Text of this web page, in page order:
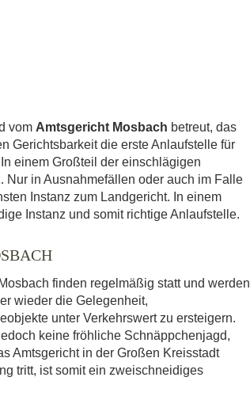
vom Amtsgericht Mosbach betreut, das
Gerichtsbarkeit die erste Anlaufstelle für
einem Großteil der einschlägigen
Nur in Ausnahmefällen oder auch im Falle
Instanz zum Landgericht. In einem
Instanz und somit richtige Anlaufstelle.
finden regelmäßig statt und werden
wieder die Gelegenheit,
unter Verkehrswert zu ersteigern.
keine fröhliche Schnäppchenjagd,
Amtsgericht in der Großen Kreisstadt
tritt, ist somit ein zweischneidiges